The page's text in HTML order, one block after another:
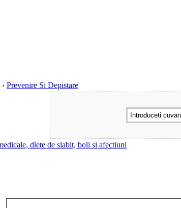
› Prevenire Si Depistare